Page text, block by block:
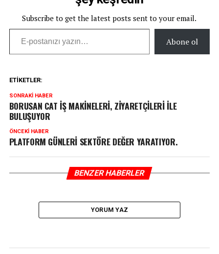
Subscribe to get the latest posts sent to your email.
E-postanızı yazın…
Abone ol
ETIKETLER:
SONRAKI HABER
BORUSAN CAT İŞ MAKİNELERİ, ZİYARETÇİLERİ İLE
BULUŞUYOR
ÖNCEKI HABER
PLATFORM GÜNLERİ SEKTÖRE DEĞER YARATIYOR.
BENZER HABERLER
YORUM YAZ